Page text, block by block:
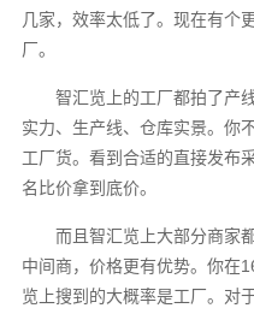
几家，效率太低了。现在有个
厂。
智汇览上的工厂都拍了产
实力、生产线、仓库实景。你
工厂货。看到合适的直接发布
名比价拿到底价。
而且智汇览上大部分商家
中间商，价格更有优势。你在
览上搜到的大概率是工厂。对